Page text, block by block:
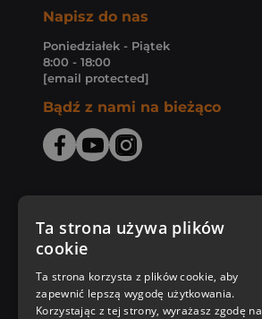
Napisz do nas
Poniedziałek - Piątek
8:00 - 18:00
[email protected]
Bądź z nami na bieżąco
Zakupy u nas
Nasza oferta
Ta strona używa plików
cookie
Ta strona korzysta z plików cookie, aby
zapewnić lepszą wygodę użytkowania.
Korzystając z tej strony, wyrażasz zgodę na